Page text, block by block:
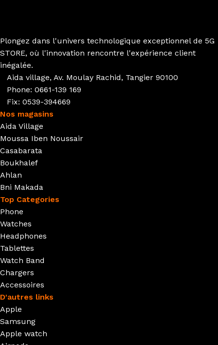
Plongez dans l'univers technologique exceptionnel de 5G
STORE, où l'innovation rencontre l'expérience client
inégalée.
Aida village, Av. Moulay Rachid, Tangier 90100
Phone: 0661-139 169
Fix: 0539-394669
Nos magasins
Aida Village
Moussa Iben Noussair
Casabarata
Boukhalef
Ahlan
Bni Makada
Top Categories
Phone
Watches
Headphones
Tablettes
Watch Band
Chargers
Accessoires
D'autres links
Apple
Samsung
Apple watch